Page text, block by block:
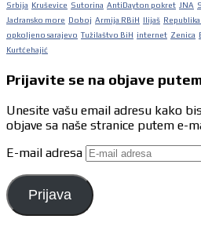
Srbija Kruševice Sutorina AntiDayton pokret JNA
Jadransko more Doboj Armija RBiH Ilijaš
opkoljeno sarajevo Tužilaštvo BiH internet Zenica
Kurtćehajić
Prijavite se na objave
Unesite vašu email adresu kako
objave sa naše stranice putem e-
E-mail adresa
Prijava